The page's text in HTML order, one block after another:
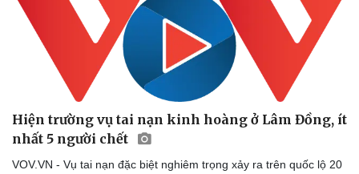
Hiện trường vụ tai nạn kinh hoàng ở Lâm Đồng, ít
nhất 5 người chết
VOV.VN - Vụ tai nạn đặc biệt nghiêm trọng xảy ra trên quốc lộ 20